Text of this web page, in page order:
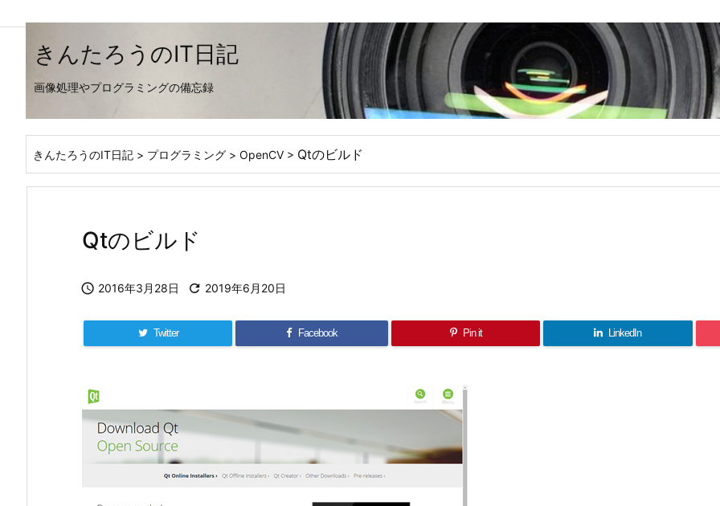
きんたろうのIT日記
画像処理やプログラミングの備忘録
きんたろうのIT日記 > プログラミング > OpenCV > Qtのビルド
Qtのビルド
 2016年3月28日  2019年6月20日
Twitter Facebook Pin it LinkedIn